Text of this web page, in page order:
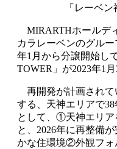
「レーベ
MIRARTHホールデ
カラレーベンのグル
年1月から分譲開始し
TOWER」が2023年1
再開発が計画されて
する、天神エリアで
として、①天神エリア
と、2026年に再整備
かな住環境②外観フォ